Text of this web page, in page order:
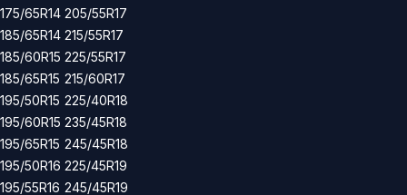
175/65R14
185/65R14
185/60R15
185/65R15
195/50R15
195/60R15
195/65R15
195/50R16
195/55R16
205/55R17
215/55R17
225/55R17
215/60R17
225/40R18
235/45R18
245/45R18
225/45R19
245/45R19